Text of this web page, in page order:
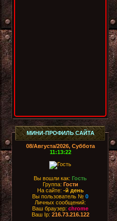
МИНИ-ПРОФИЛЬ САЙТА
08/Августа/2026, Суббота
11:13:22
Вы вошли как: Гость
Группа: Гости
На сайте: -й день
Вы пользователь № 0
Личных сообщений:
Ваш браузер: chrome
Ваш Ip: 216.73.216.122